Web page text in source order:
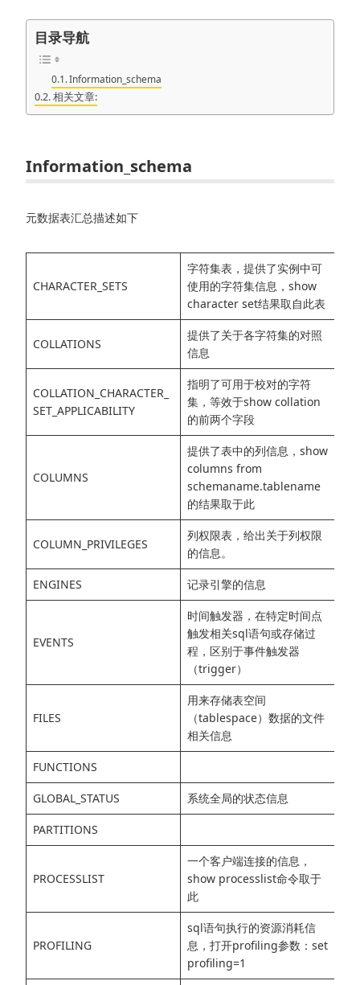
目录导航
Information_schema
相关文章:
Information_schema
元数据表汇总描述如下
CHARACTER_SETS
字符集表，提供了实例中可
使用的字符集信息，show
character set结果取自此表
COLLATIONS
提供了关于各字符集的对照
信息
COLLATION_CHARACTER_
SET_APPLICABILITY
指明了可用于校对的字符
集，等效于show collation
的前两个字段
COLUMNS
提供了表中的列信息，show
columns from
schemaname.tablename
的结果取于此
COLUMN_PRIVILEGES
列权限表，给出关于列权限
的信息。
ENGINES 记录引擎的信息
EVENTS
时间触发器，在特定时间点
触发相关sql语句或存储过
程，区别于事件触发器
（trigger）
FILES
用来存储表空间
（tablespace）数据的文件
相关信息
FUNCTIONS
GLOBAL_STATUS 系统全局的状态信息
PARTITIONS
PROCESSLIST
一个客户端连接的信息，
show processlist命令取于
此
PROFILING
sql语句执行的资源消耗信
息，打开profiling参数：set
profiling=1